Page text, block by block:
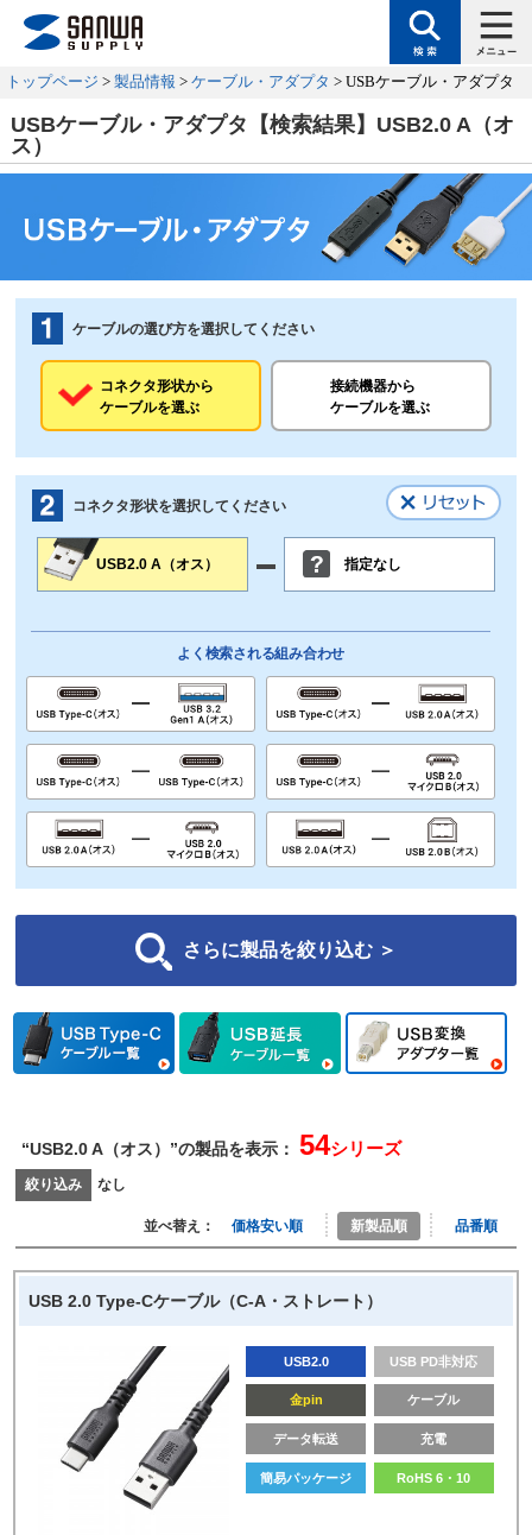
トップページ > 製品情報 > ケーブル・アダプタ > USBケーブル・アダプタ
USBケーブル・アダプタ【検索結果】USB2.0 A（オ
ス）
ケーブルの選び方を選択してください
コネクタ形状から
ケーブルを選ぶ
接続機器から
ケーブルを選ぶ
コネクタ形状を選択してください
USB2.0 A（オス） 指定なし
よく検索される組み合わせ
さらに製品を絞り込む ＞
“USB2.0 A（オス）”の製品を表示： 54シリーズ
絞り込み なし
並べ替え： 価格安い順 新製品順 品番順
USB 2.0 Type-Cケーブル（C-A・ストレート）
USB2.0 USB PD非対応
金pin ケーブル
データ転送 充電
簡易パッケージ RoHS 6・10